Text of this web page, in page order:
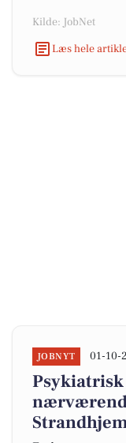
Kilde: JobNet
Læs hele
JOBNYT 01-10-